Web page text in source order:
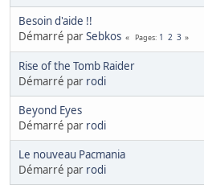
Besoin d'aide !!
Démarré parSebkos Pages 1 2 3
Rise of the Tomb Raider
Démarré par rodi
Beyond Eyes
Démarré par rodi
Le nouveau Pacmania
Démarré par rodi